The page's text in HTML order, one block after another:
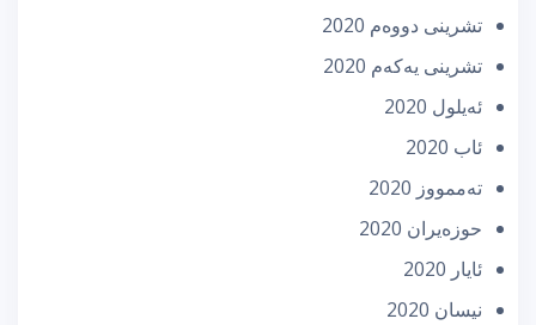
تشرینی دووه‌م 2020
تشرینی یه‌كه‌م 2020
ئه‌یلول 2020
ئاب 2020
تەممووز 2020
حوزه‌یران 2020
ئایار 2020
نیسان 2020